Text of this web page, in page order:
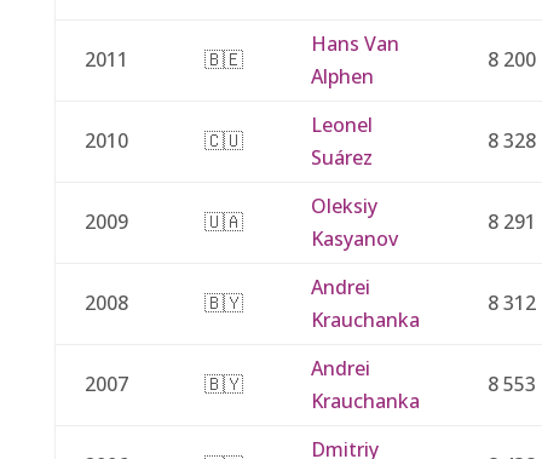
2011 🇧🇪
Hans Van
Alphen
8 200
2010 🇨🇺
Leonel
Suárez
8 328
2009 🇺🇦
Oleksiy
Kasyanov
8 291
2008 🇧🇾
Andrei
Krauchanka
8 312
2007 🇧🇾
Andrei
Krauchanka
8 553
Dmitriy